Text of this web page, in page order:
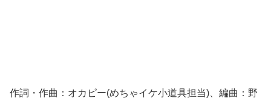
作詞・作曲：オカピー(めちゃイケ小道具担当)、編曲：野